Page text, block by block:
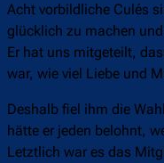
Acht vorbildliche Culés
glücklich zu machen
Er hat uns mitgeteilt,
war, wie viel Liebe und
Deshalb fiel ihm die
hätte er jeden belohnt,
Letztlich war es das